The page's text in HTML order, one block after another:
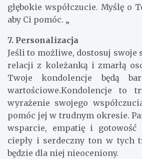
głębokie współczucie. Myślę o
aby Ci pomóc. „
7. Personalizacja
Jeśli to możliwe, dostosuj swoje
relacji z koleżanką i zmarłą
Twoje kondolencje będą
wartościowe.Kondolencje to
wyrażenie swojego
pomóc jej w trudnym okresie.
wsparcie, empatię i gotowość
ciepły i serdeczny ton w tych
będzie dla niej nieoceniony.